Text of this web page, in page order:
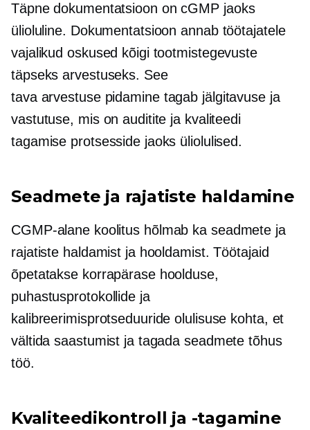
Täpne dokumentatsioon on cGMP jaoks
ülioluline. Dokumentatsioon annab töötajatele
vajalikud oskused kõigi tootmistegevuste
täpseks arvestuseks. See
tava arvestuse pidaminetagab jälgitavuse ja
vastutuse, mis on auditite ja kvaliteedi
tagamise protsesside jaoks üliolulised.
Seadmete ja rajatiste haldamine
CGMP-alane koolitus hõlmab ka seadmete ja
rajatiste haldamist ja hooldamist. Töötajaid
õpetatakse korrapärase hoolduse,
puhastusprotokollide ja
kalibreerimisprotseduuride olulisuse kohta, et
vältida saastumist ja tagada seadmete tõhus
töö.
Kvaliteedikontroll ja -tagamine